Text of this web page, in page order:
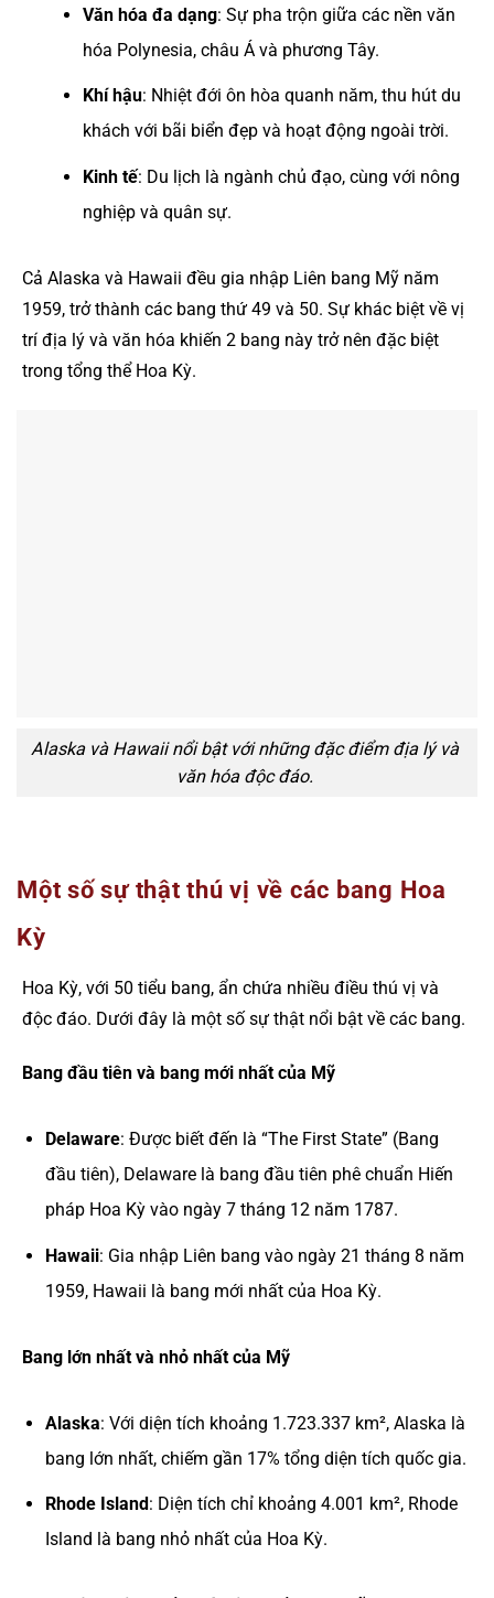
Văn hóa đa dạng: Sự pha trộn giữa các nền văn
hóa Polynesia, châu Á và phương Tây.
Khí hậu: Nhiệt đới ôn hòa quanh năm, thu hút du
khách với bãi biển đẹp và hoạt động ngoài trời.
Kinh tế: Du lịch là ngành chủ đạo, cùng với nông
nghiệp và quân sự.
Cả Alaska và Hawaii đều gia nhập Liên bang Mỹ năm
1959, trở thành các bang thứ 49 và 50. Sự khác biệt về vị
trí địa lý và văn hóa khiến 2 bang này trở nên đặc biệt
trong tổng thể Hoa Kỳ.
Alaska và Hawaii nổi bật với những đặc điểm địa lý và
văn hóa độc đáo.
Một số sự thật thú vị về các bang Hoa
Kỳ
Hoa Kỳ, với 50 tiểu bang, ẩn chứa nhiều điều thú vị và
độc đáo. Dưới đây là một số sự thật nổi bật về các bang.
Bang đầu tiên và bang mới nhất của Mỹ
Delaware: Được biết đến là “The First State” (Bang
đầu tiên), Delaware là bang đầu tiên phê chuẩn Hiến
pháp Hoa Kỳ vào ngày 7 tháng 12 năm 1787.
Hawaii: Gia nhập Liên bang vào ngày 21 tháng 8 năm
1959, Hawaii là bang mới nhất của Hoa Kỳ.
Bang lớn nhất và nhỏ nhất của Mỹ
Alaska: Với diện tích khoảng 1.723.337 km², Alaska là
bang lớn nhất, chiếm gần 17% tổng diện tích quốc gia.
Rhode Island : Diện tích chỉ khoảng 4.001 km², Rhode
Island là bang nhỏ nhất của Hoa Kỳ.